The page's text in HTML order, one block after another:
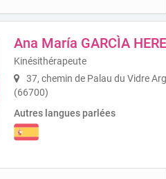
Ana María GARCÌA
Kinésithérapeute
37, chemin de Palau du Vidre
(66700)
Autres langues parlées